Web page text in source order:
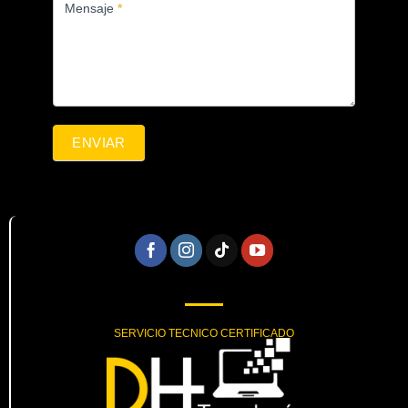
Mensaje*
ENVIAR
SERVICIO TECNICO CERTIFICADO